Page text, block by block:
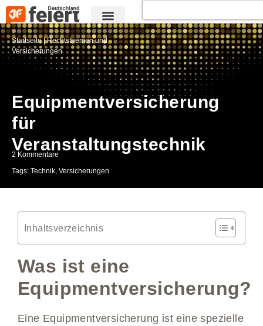
Startseite|Rechtsthemen und
Versicherungen
Equipmentversicherung
für
Veranstaltungstechnik
2 Kommentare
Tags: Technik Versicherungen
Inhaltsverzeichnis
Was ist eine
Equipmentversicherung?
Eine Equipmentversicherung ist eine spezielle